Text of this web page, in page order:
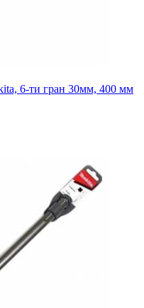
6-ти гран 30мм, 400 мм